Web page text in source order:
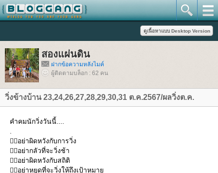
สองแผ่นดิน
ฝากข้อความหลังไมค์
ผู้ติดตามบล็อก : 62 คน
วิ่งข้างบ้าน 23,24,26,27,28,29,30,31 ต.ค.2567/ผลวิ่งต.ค.
คำคมนักวิ่งวันนี้....
🏃‍♂️อย่าผิดหวังกับการวิ่ง
🏃‍♂️อย่ากลัวที่จะวิ่งช้า
🏃‍♂️อย่าผิดหวังกับสถิติ
🏃‍♂️อย่าหยุดที่จะวิ่งให้ถึงเป้าหมา